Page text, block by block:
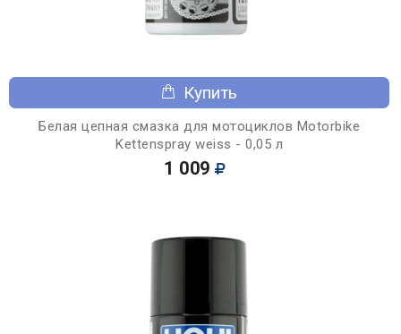
Купить
Белая цепная смазка для мотоциклов Motorbike
Kettenspray weiss - 0,05 л
1 009